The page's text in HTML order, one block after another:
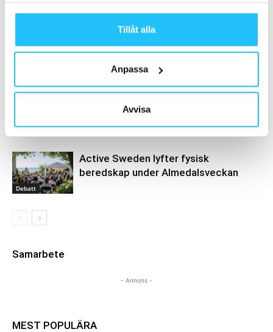
Tillåt alla
Anpassa
Avvisa
Relaterade artiklar Mer av samma författare
miljoner deltagare och förändrar
gymmarknaden
Podcast
tillbakablick: säsongen 2025/26 del 2
Debatt
Active Sweden lyfter fysisk
beredskap under Almedalsveckan
Samarbete
- Annons -
MEST POPULÄRA